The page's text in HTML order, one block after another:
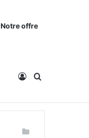
Notre offre
Connexion
Rechercher